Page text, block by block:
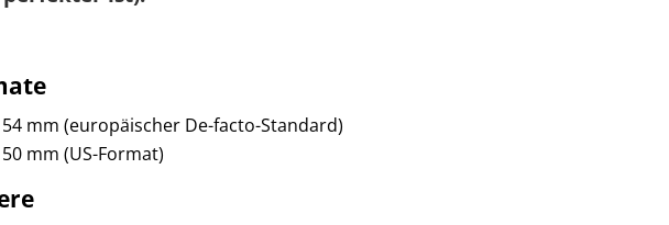
54 mm (europäischer De-facto-Standard)
mm (US-Format)